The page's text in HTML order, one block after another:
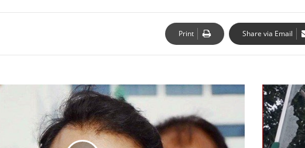
Share via Email
Print
پولیس
اور
اہلکاروں
کو